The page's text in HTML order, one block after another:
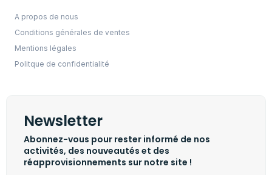
A propos de nous
Conditions générales de ventes
Mentions légales
Politque de confidentialité
Newsletter
Abonnez-vous pour rester informé de nos
activités, des nouveautés et des
réapprovisionnements sur notre site !